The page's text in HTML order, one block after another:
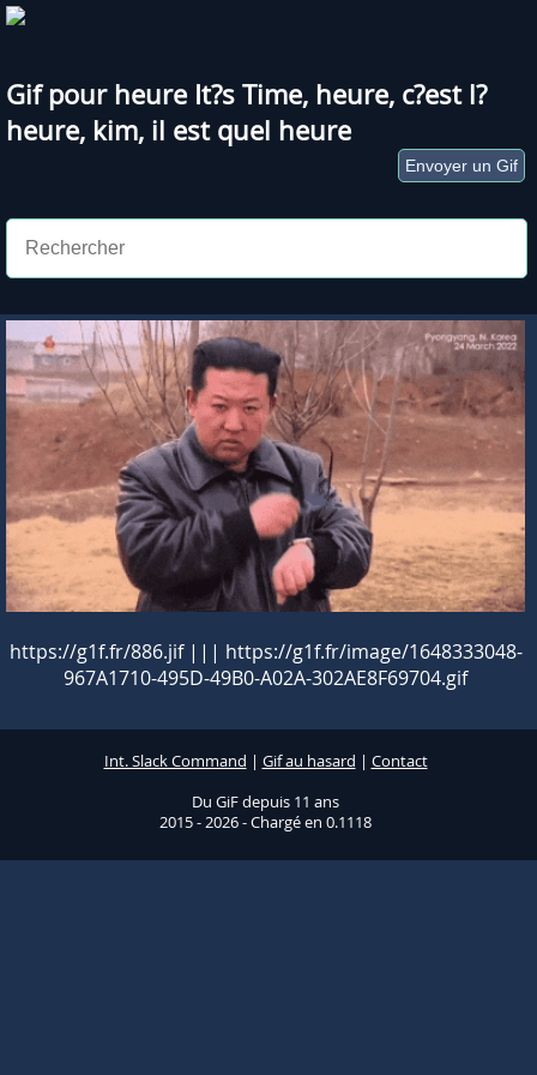
Gif pour heure It?s Time, heure, c?est l?
heure, kim, il est quel heure
https://g1f.fr/886.jif ||| https://g1f.fr/image/1648333048-
967A1710-495D-49B0-A02A-302AE8F69704.gif
Int. Slack Command | Gif au hasard | Contact
Du GiF depuis 11 ans
2015 - 2026 - Chargé en 0.1118